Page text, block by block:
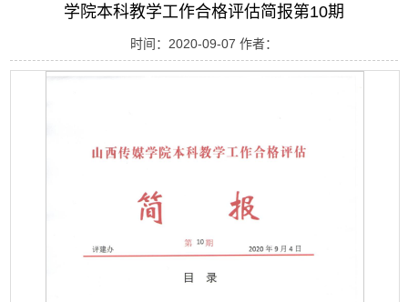
学院本科教学工作合格评估简报第10期
时间：2020-09-07 作者：